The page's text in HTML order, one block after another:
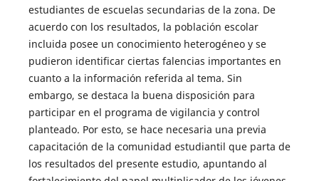
estudiantes de escuelas secundarias de la zona. De
acuerdo con los resultados, la población escolar
incluida posee un conocimiento heterogéneo y se
pudieron identificar ciertas falencias importantes en
cuanto a la información referida al tema. Sin
embargo, se destaca la buena disposición para
participar en el programa de vigilancia y control
planteado. Por esto, se hace necesaria una previa
capacitación de la comunidad estudiantil que parta de
los resultados del presente estudio, apuntando al